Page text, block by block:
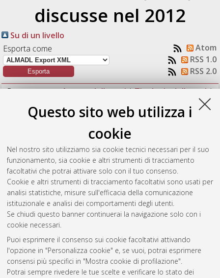
Questo sito web utilizza i
cookie
Nel nostro sito utilizziamo sia cookie tecnici necessari per il suo
funzionamento, sia cookie e altri strumenti di tracciamento
facoltativi che potrai attivare solo con il tuo consenso.
Cookie e altri strumenti di tracciamento facoltativi sono usati per
analisi statistiche, misure sull'efficacia della comunicazione
istituzionale e analisi dei comportamenti degli utenti.
Se chiudi questo banner continuerai la navigazione solo con i
cookie necessari.
Puoi esprimere il consenso sui cookie facoltativi attivando
l'opzione in "Personalizza cookie" e, se vuoi, potrai esprimere
consensi più specifici in "Mostra cookie di profilazione".
Potrai sempre rivedere le tue scelte e verificare lo stato dei
discusse nel 2012
Su di un livello
Esporta come
Atom
RSS 1.0
RSS 2.0
Raggruppa per:Autore della tesi|Tipologia della tesi|
linguistica della parlata granadina.[Laurea magistrale],
Università di Bologna, Corso di Studio in Lingua, societa' e
comunicazione [LM-DM270]
Questa lista e' stata generata ilSat Aug 8 12:26:25 2026
CEST
Atom
Rss 1.0
Rss 2.0